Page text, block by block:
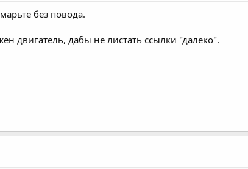
без повода.
двигатель, дабы не листать ссылки "далеко".